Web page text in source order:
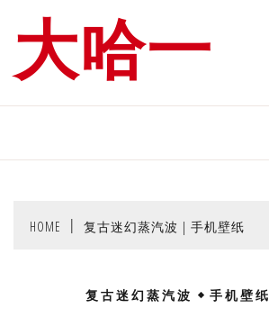
content大哈一
HOME 复古迷幻蒸汽波 | 手机壁纸
复古迷幻蒸汽波 手机壁纸